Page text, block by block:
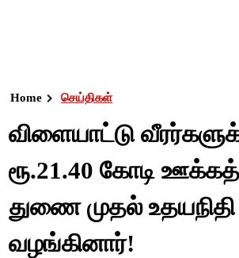
Home செய்திகள்
விளையாட்டு
ரூ.21.40 கோடி
துணை முதல்
வழங்கினார்!